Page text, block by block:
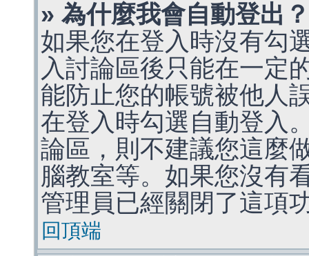
» 為什麼我會自動登出？
如果您在登入時沒有勾
入討論區後只能在一定
能防止您的帳號被他人
在登入時勾選自動登入
論區，則不建議您這麼
腦教室等。如果您沒有
管理員已經關閉了這項
回頂端